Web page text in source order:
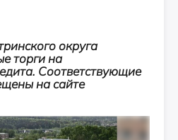
округа
торги на
Соответствующие
на сайте